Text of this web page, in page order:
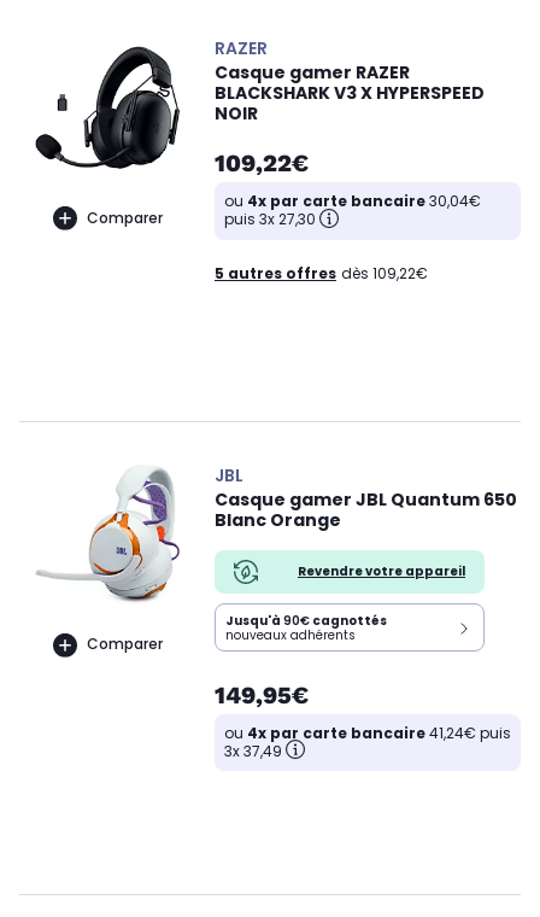
Comparer
RAZER
Casque gamer RAZER
BLACKSHARK V3 X HYPERSPEED
NOIR
109,22€
ou 4x par carte bancaire30,04€
puis 3x 27,30
5 autres offres dès 109,22€
Comparer
JBL
Casque gamer JBL Quantum 650
Blanc Orange
Revendre votre appareil
Jusqu'à 90€ cagnottés
nouveaux adhérents
149,95€
ou 4x par carte bancaire41,24€ puis
3x 37,49